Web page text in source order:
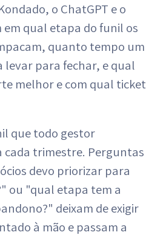
o ChatGPT e o
qual etapa do funil os
quanto tempo um
levar para fechar, e qual
melhor e com qual ticket
que todo gestor
cada trimestre. Perguntas
devo priorizar para
ou "qual etapa tem a
deixam de exigir
à mão e passam a